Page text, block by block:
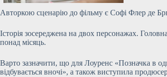
Авторкою сценарію до фільму є Софі Флер де
Історія зосереджена на двох персонажах.
понад місяць.
Варто зазначити, що для Лоуренс «Позначка в
відбувається вночі», а також виступила